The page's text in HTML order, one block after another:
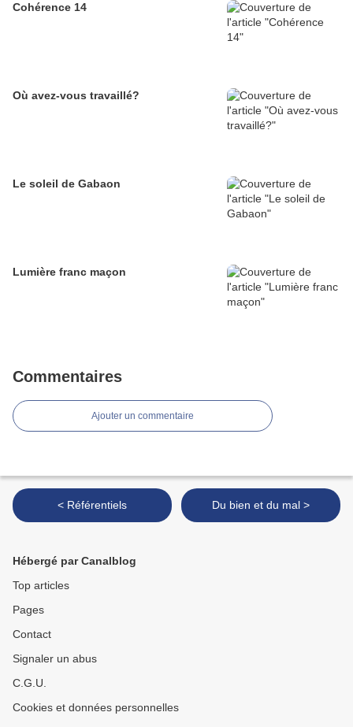
Cohérence 14
Où avez-vous travaillé?
Le soleil de Gabaon
Lumière franc maçon
Commentaires
Ajouter un commentaire
< Référentiels Du bien et du mal >
Hébergé par Canalblog
Top articles
Pages
Contact
Signaler un abus
C.G.U.
Cookies et données personnelles